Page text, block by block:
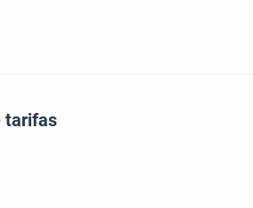
tarifas